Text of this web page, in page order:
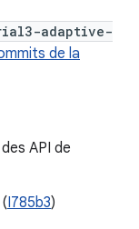
adaptive-
de la
API de
I785b3)